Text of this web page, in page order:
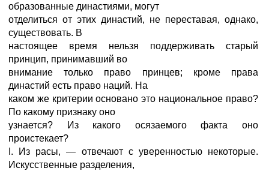
образованные династиями, могут
отделиться от этих династий, не переставая, однако,
существовать. В
настоящее время нельзя поддерживать старый
принцип, принимавший во
внимание только право принцев; кроме права
династий есть право наций. На
каком же критерии основано это национальное право?
По какому признаку оно
узнается? Из какого осязаемого факта оно
проистекает?
I. Из расы, — отвечают с уверенностью некоторые.
Искусственные разделения,